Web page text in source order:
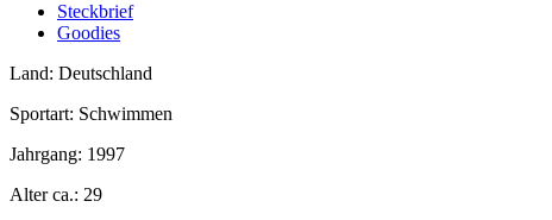
Steckbrief
Goodies
Land: Deutschland
Sportart: Schwimmen
Jahrgang: 1997
Alter ca.: 29